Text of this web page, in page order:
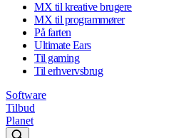
MX til kreative brugere
MX til programmører
På farten
Ultimate Ears
Til gaming
Til erhvervsbrug
Software
Tilbud
Planet